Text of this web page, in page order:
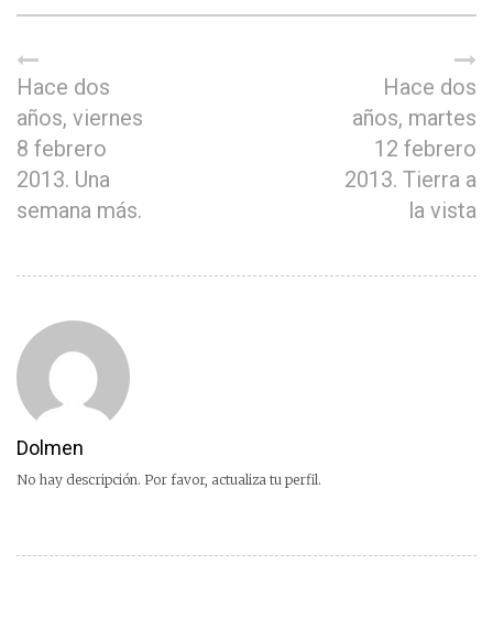
Hace dos
años, viernes
8 febrero
2013. Una
semana más.
Hace dos
años, martes
12 febrero
2013. Tierra a
la vista
Dolmen
No hay descripción. Por favor, actualiza tu perfil.